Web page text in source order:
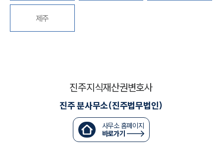
제주
진주지식재산권변호사
진주 분사무소(진주법무법인)
사무소 홈페이지
바로가기